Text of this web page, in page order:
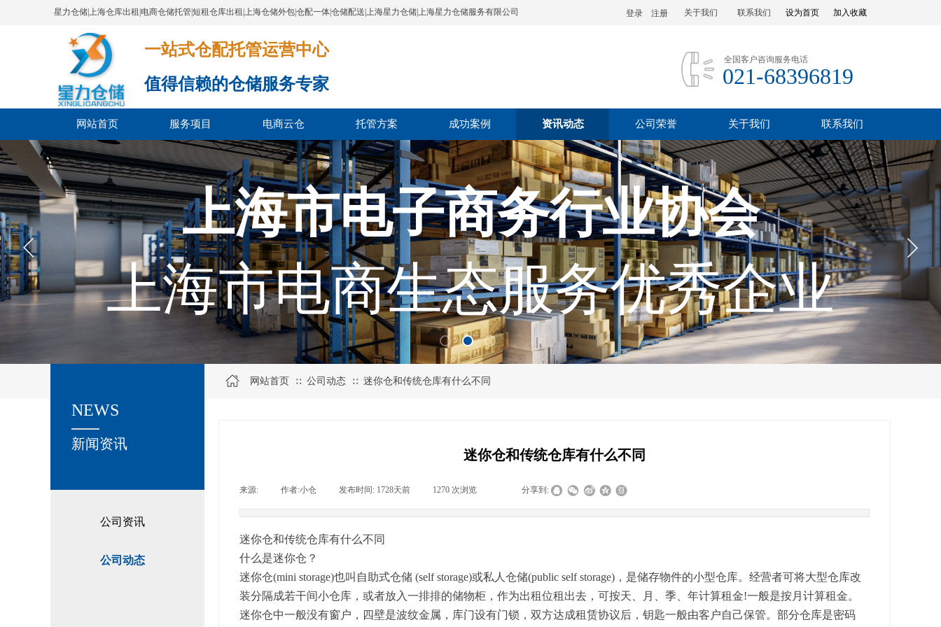
星力仓储|上海仓库出租|电商仓储托管|短租仓库出租|上海仓储外包|仓配一体|仓储配送|上海星力仓储|上海星力仓储服务有限公司 设为首页 加入收藏
登录 注册 联系我们
关于我们
一站式仓配托管运营中心​​​​​​​​​​​​​​​​​
值得信赖的仓储服务专家
全国客户咨询服务电话
021-68396819
网站首页 服务项目 电商云仓 托管方案 成功案例 资讯动态 公司荣誉 关于我们 联系我们
上海市电子商务行业协会
上海市电商生态服务优秀企业
公司资讯
公司动态
关于我们
新闻资讯
NEWS
网站首页 ∷ 公司动态 ∷ 迷你仓和传统仓库有什么不同
迷你仓和传统仓库有什么不同
来源: 作者:小仓 发布时间: 1728天前 1270 次浏览 分享到:
迷你仓和传统仓库有什么不同
什么是迷你仓？
迷你仓(mini storage)也叫自助式仓储 (self storage)或私人仓储(public self storage)，是储存物件的小型仓库。经营者可将大型仓库改
装分隔成若干间小仓库，或者放入一排排的储物柜，作为出租位租出去，可按天、月、季、年计算租金!一般是按月计算租金。
迷你仓中一般没有窗户，四壁是波纹金属，库门设有门锁，双方达成租赁协议后，钥匙一般由客户自己保管。部分仓库是密码